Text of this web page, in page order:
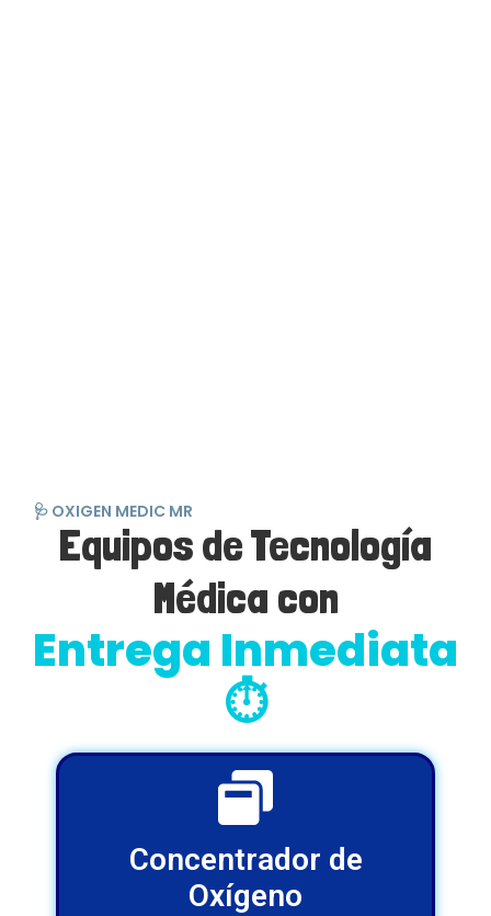
🩺 OXIGEN MEDIC MR
Equipos de Tecnología
Médica con
Entrega Inmediata
⏱️
Concentrador de
Oxígeno